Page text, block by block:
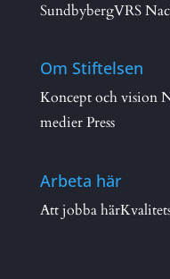
SundbybergVRS
Om Stiftelsen
Koncept och vision
medierPress
Arbeta här
Att jobba här